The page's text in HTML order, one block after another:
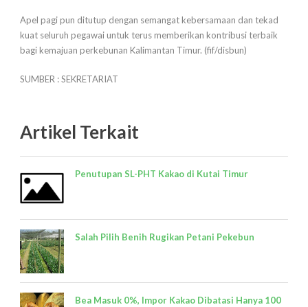
Apel pagi pun ditutup dengan semangat kebersamaan dan tekad
kuat seluruh pegawai untuk terus memberikan kontribusi terbaik
bagi kemajuan perkebunan Kalimantan Timur. (fif/disbun)
SUMBER : SEKRETARIAT
Artikel Terkait
Penutupan SL-PHT Kakao di Kutai Timur
Salah Pilih Benih Rugikan Petani Pekebun
Bea Masuk 0%, Impor Kakao Dibatasi Hanya 100